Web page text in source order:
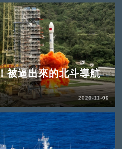
被逼出來的北斗導航
2020-11-09